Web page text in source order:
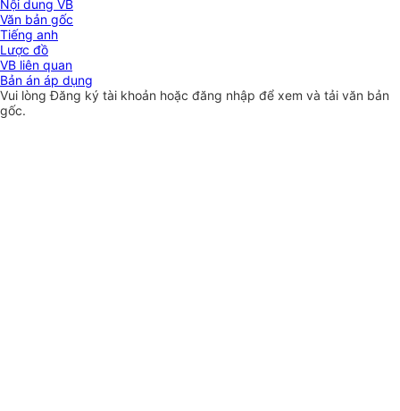
Nội dung VB
Văn bản gốc
Tiếng anh
Lược đồ
VB liên quan
Bản án áp dụng
Vui lòngĐăng ký tài khoản hoặc đăng nhập để xem và tải văn bản
gốc.